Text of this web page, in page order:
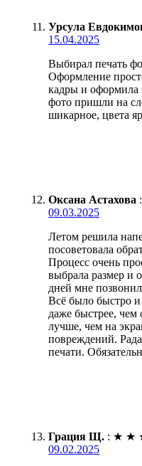
Урсула
15.04.2025
Выбирал печать
Оформление
кадры и оформила
фото пришли на
шикарное, цвета
Оксана Астахова :
09.03.2025
Летом решила
посоветовала
Процесс очень
выбрала размер и
дней мне
Всё было быстро и
даже быстрее,
лучше, чем на
повреждений.
печати.
Грация Щ. : ★ ★
09.02.2025